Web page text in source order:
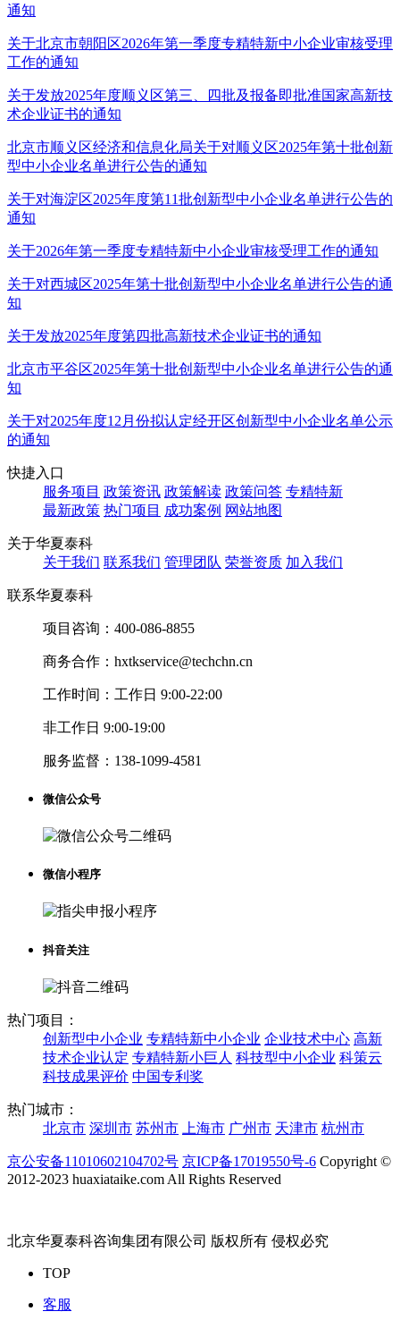
通知
关于北京市朝阳区2026年第一季度专精特新中小企业审核受理
工作的通知
关于发放2025年度顺义区第三、四批及报备即批准国家高新技
术企业证书的通知
北京市顺义区经济和信息化局关于对顺义区2025年第十批创新
型中小企业名单进行公告的通知
关于对海淀区2025年度第11批创新型中小企业名单进行公告的
通知
关于2026年第一季度专精特新中小企业审核受理工作的通知
关于对西城区2025年第十批创新型中小企业名单进行公告的通
知
关于发放2025年度第四批高新技术企业证书的通知
北京市平谷区2025年第十批创新型中小企业名单进行公告的通
知
关于对2025年度12月份拟认定经开区创新型中小企业名单公示
的通知
快捷入口
服务项目 政策资讯 政策解读 政策问答 专精特新
最新政策 热门项目 成功案例 网站地图
关于华夏泰科
关于我们 联系我们 管理团队 荣誉资质 加入我们
联系华夏泰科
项目咨询： 400-086-8855
商务合作： hxtkservice@techchn.cn
工作时间： 工作日 9:00-22:00
非工作日 9:00-19:00
服务监督： 138-1099-4581
微信公众号
微信小程序
抖音关注
热门项目：
创新型中小企业 专精特新中小企业 企业技术中心 高新
技术企业认定 专精特新小巨人 科技型中小企业 科策云
科技成果评价 中国专利奖
热门城市：
北京市 深圳市 苏州市 上海市 广州市 天津市 杭州市
京公安备11010602104702号 京ICP备17019550号-6 Copyright ©
2012-2023 huaxiataike.com All Rights Reserved
北京华夏泰科咨询集团有限公司 版权所有 侵权必究
TOP
客服